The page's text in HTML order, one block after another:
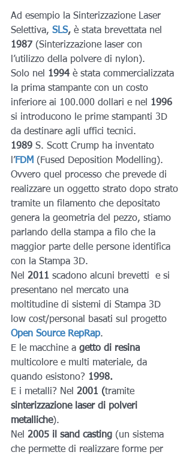
Ad esempio la Sinterizzazione Laser
Selettiva, SLS, è stata brevettata nel
1987 (Sinterizzazione laser con
l’utilizzo della polvere di nylon).
Solo nel 1994 è stata commercializzata
la prima stampante con un costo
inferiore ai 100.000 dollari e nel 1996
si introducono le prime stampanti 3D
da destinare agli uffici tecnici.
1989 S. Scott Crump ha inventato
l’FDM (Fused Deposition Modelling).
Ovvero quel processo che prevede di
realizzare un oggetto strato dopo strato
tramite un filamento che depositato
genera la geometria del pezzo, stiamo
parlando della stampa a filo che la
maggior parte delle persone identifica
con la Stampa 3D.
Nel 2011 scadono alcuni brevetti  e si
presentano nel mercato una
moltitudine di sistemi di Stampa 3D
low cost/personal basati sul progetto
Open Source RepRap.
E le macchine a getto di resina
multicolore e multi materiale, da
quando esistono? 1998.
E i metalli? Nel 2001 (tramite
sinterizzazione laser di polveri
metalliche).
Nel 2005 il sand casting (un sistema
che permette di realizzare forme per